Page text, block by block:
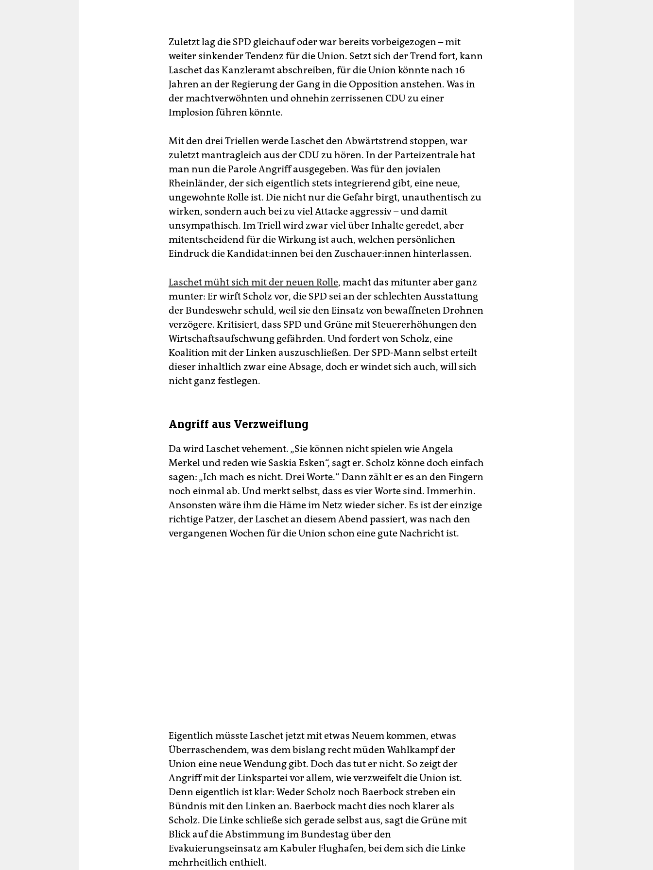
Zuletzt lag die SPD gleichauf oder war bereits vorbeigezogen – mit
weiter sinkender Tendenz für die Union. Setzt sich der Trend fort, kann
Laschet das Kanzleramt abschreiben, für die Union könnte nach 16
Jahren an der Regierung der Gang in die Opposition anstehen. Was in
der machtverwöhnten und ohnehin zerrissenen CDU zu einer
Implosion führen könnte.
Mit den drei Triellen werde Laschet den Abwärtstrend stoppen, war
zuletzt mantragleich aus der CDU zu hören. In der Parteizentrale hat
man nun die Parole Angriff ausgegeben. Was für den jovialen
Rheinländer, der sich eigentlich stets integrierend gibt, eine neue,
ungewohnte Rolle ist. Die nicht nur die Gefahr birgt, unauthentisch zu
wirken, sondern auch bei zu viel Attacke aggressiv – und damit
unsympathisch. Im Triell wird zwar viel über Inhalte geredet, aber
mitentscheidend für die Wirkung ist auch, welchen persönlichen
Eindruck die Kan­di­da­t:in­nen bei den Zu­schaue­r:in­nen hinterlassen.
Laschet müht sich mit der neuen Rolle, macht das mitunter aber ganz
munter: Er wirft Scholz vor, die SPD sei an der schlechten Ausstattung
der Bundeswehr schuld, weil sie den Einsatz von bewaffneten Drohnen
verzögere. Kritisiert, dass SPD und Grüne mit Steuererhöhungen den
Wirtschaftsaufschwung gefährden. Und fordert von Scholz, eine
Koalition mit der Linken auszuschließen. Der SPD-Mann selbst erteilt
dieser inhaltlich zwar eine Absage, doch er windet sich auch, will sich
nicht ganz festlegen.
Angriff aus Verzweiflung
Da wird Laschet vehement. „Sie können nicht spielen wie Angela
Merkel und reden wie Saskia Esken“, sagt er. Scholz könne doch einfach
sagen: „Ich mach es nicht. Drei Worte.“ Dann zählt er es an den Fingern
noch einmal ab. Und merkt selbst, dass es vier Worte sind. Immerhin.
Ansonsten wäre ihm die Häme im Netz wieder sicher. Es ist der einzige
richtige Patzer, der Laschet an diesem Abend passiert, was nach den
vergangenen Wochen für die Union schon eine gute Nachricht ist.
Eigentlich müsste Laschet jetzt mit etwas Neuem kommen, etwas
Überraschendem, was dem bislang recht müden Wahlkampf der
Union eine neue Wendung gibt. Doch das tut er nicht. So zeigt der
Angriff mit der Linkspartei vor allem, wie verzweifelt die Union ist.
Denn eigentlich ist klar: Weder Scholz noch Baerbock streben ein
Bündnis mit den Linken an. Baerbock macht dies noch klarer als
Scholz. Die Linke schließe sich gerade selbst aus, sagt die Grüne mit
Blick auf die Abstimmung im Bundestag über den
Evakuierungseinsatz am Kabuler Flughafen, bei dem sich die Linke
mehrheitlich enthielt.